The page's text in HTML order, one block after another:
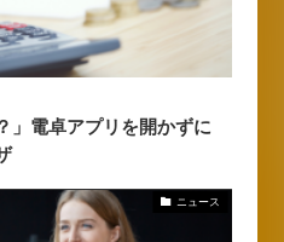
」電卓アプリを開かずに
ニュース